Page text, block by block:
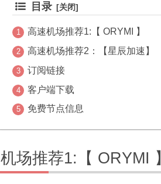
目录
高速机场推荐1:【 ORYMI 】
高速机场推荐2：【星辰加速】
订阅链接
客户端下载
免费节点信息
场推荐1:【 ORYMI